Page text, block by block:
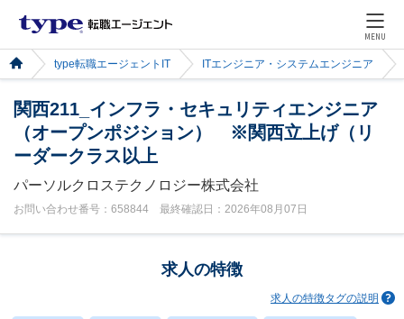
MENU
type転職エージェントIT ITエンジニア・システムエンジニア
関西211_インフラ・セキュリティエンジニア
（オープンポジション） ※関西立上げ（リ
ーダークラス以上
パーソルクロステクノロジー株式会社
お問い合わせ番号：658844 最終確認日：2026年08月07日
求人の特徴
求人の特徴タグの説明